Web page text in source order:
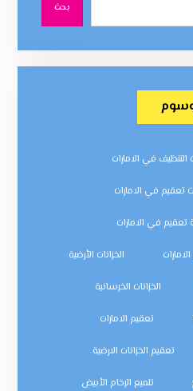
بحث
في الامارات
في الامارات
في الامارات
الخزانات الأرضية
الخزانات الخرسانية
تعقيم الامارات
تعقيم الخزانات الارضية
تلميع الرخام الأبيض